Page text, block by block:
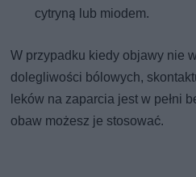
cytryną lub miodem.
W przypadku kiedy objawy nie
dolegliwości bólowych,
leków na zaparcia jest w pełni
obaw możesz je stosować.